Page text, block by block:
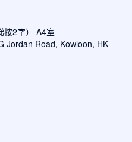
按2字） A4室
Jordan Road, Kowloon, HK